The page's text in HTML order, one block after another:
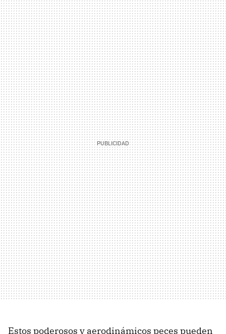
Estos poderosos y aerodinámicos peces pueden